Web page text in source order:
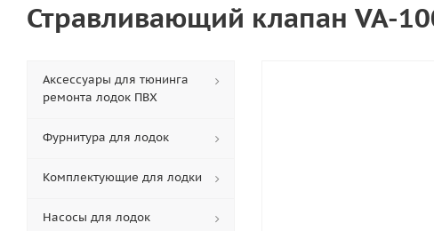
Стравливающий клапан VA-
Аксессуары для тюнинга
ремонта лодок ПВХ
Фурнитура для лодок
Комплектующие для лодки
Насосы для лодок